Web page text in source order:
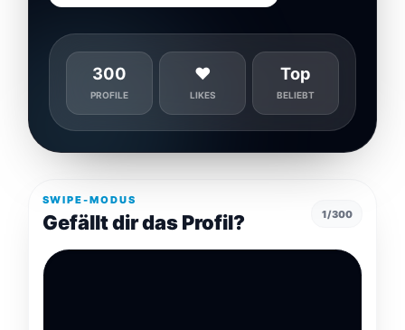
300
PROFILE
♥
LIKES
Top
BELIEBT
SWIPE-MODUS
Gefällt dir das Profil? 1/300
n
Jahre
Zierlich
Braun